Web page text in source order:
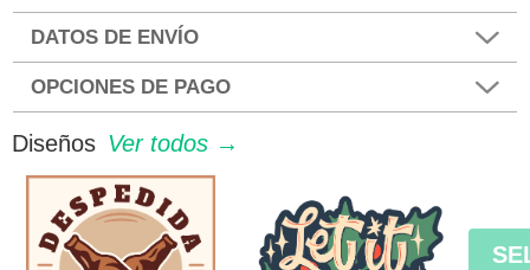
DATOS DE ENVÍO
OPCIONES DE PAGO
Diseños Ver todos →